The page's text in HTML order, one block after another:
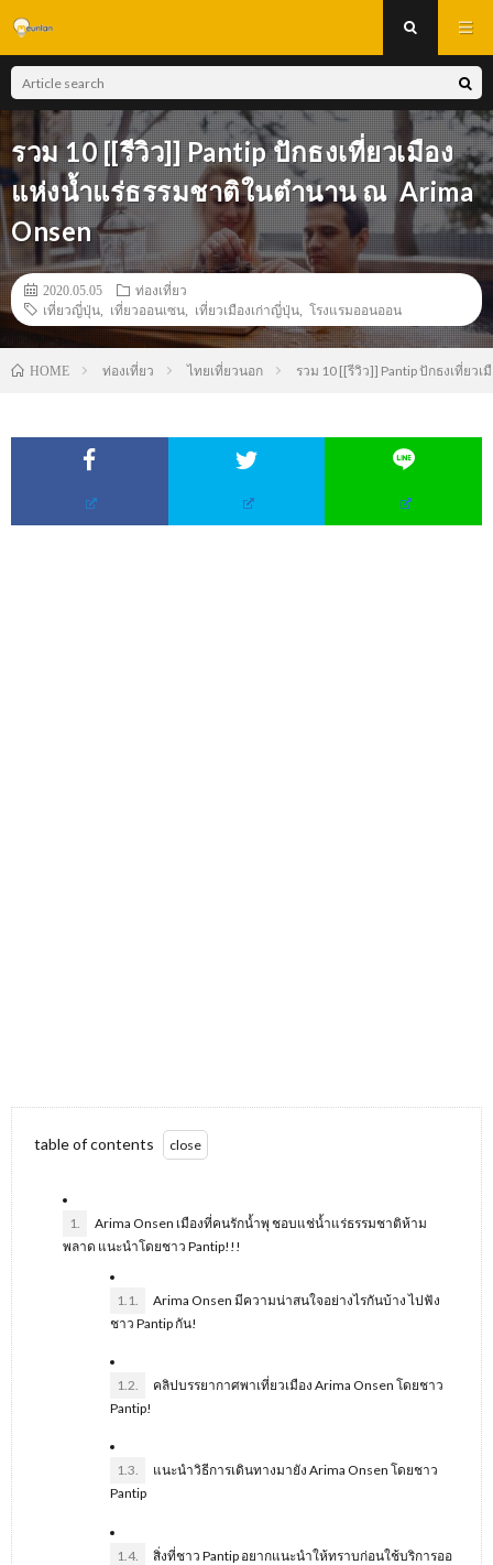
รวม 10 [[รีวิว]] Pantip ปักธงเที่ยวเมือง
แห่งน้ำแร่ธรรมชาติในตำนาน ณ Arima
Onsen
2020.05.05
ท่องเที่ยว
เที่ยวญี่ปุ่น
เที่ยวออนเซน เที่ยวเมืองเก่าญี่ปุ่น โรงแรมออนออน
HOME ท่องเที่ยว ไทยเที่ยวนอก รวม 10 [[รีวิว]] Pantip ปักธงเที่ย
table of contents
1.
Arima Onsen เมืองที่คนรักน้ำพุ ชอบแช่น้ำแร่ธรรมชาติห้าม
พลาด แนะนำโดยชาว Pantip!!!
1.1.
Arima Onsen มีความน่าสนใจอย่างไรกันบ้าง ไปฟัง
ชาว Pantip กัน!
1.2.
คลิปบรรยากาศพาเที่ยวเมือง Arima Onsen โดยชาว
Pantip!
1.3.
แนะนำวิธีการเดินทางมายัง Arima Onsen โดยชาว
Pantip
1.4.
สิ่งที่ชาว Pantip อยากแนะนำให้ทราบก่อนใช้บริการออ